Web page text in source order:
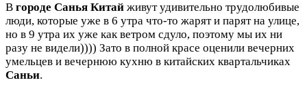
В городе Санья Китай живут удивительно трудолюбивые
люди, которые уже в 6 утра что-то жарят и парят на улице,
но в 9 утра их уже как ветром сдуло, поэтому мы их ни
разу не видели)))) Зато в полной красе оценили вечерних
умельцев и вечернюю кухню в китайских квартальчиках
Саньи.